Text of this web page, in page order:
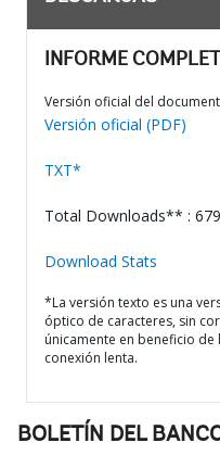
INFORME
Versión oficial del
Versión oficial (PDF)
TXT*
Total Downloads** : 679
Download Stats
*La versión texto es una
óptico de caracteres, sin
únicamente en beneficio
conexión lenta.
BOLETÍN DEL